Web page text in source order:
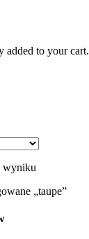
added to your cart.
wyniku
„taupe”